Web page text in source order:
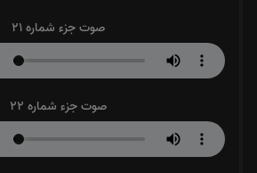
صوت جزء شماره 21
صوت جزء شماره 22